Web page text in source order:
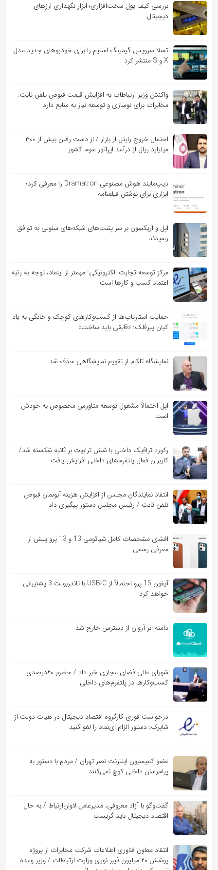
بررسی کیف‌ پول سخت‌افزاری؛ ابزار نگهداری ارزهای
دیجیتال
تسلا سرویس گیمینگ استیم را برای خودروهای جدید مدل
X و S منتشر کرد
واکنش وزیر ارتباطات به افزایش قیمت قبوض تلفن ثابت:
مخابرات برای نوسازی و توسعه نیاز به منابع دارد
احتمال خروج رایتل از بازار / از دست رفتن بیش از ۳۰۰
میلیارد ریال از درآمد اپراتور سوم کشور
دیپ‌مایند هوش مصنوعی Dramatron را معرفی کرد؛
ابزاری برای نوشتن فیلمنامه
اپل و اریکسون بر سر پتنت‌های شبکه‌های سلولی به توافق
رسیدند
مرکز توسعه تجارت الکترونیکی: مهمتر از اینماد، توجه به رتبه
اعتماد کسب و کارها است
حمایت استارتاپ‌ها از کسب‌وکارهای کوچک و خانگی به یاد
کیان پیرفلک: «قایقی باید ساخت»
نمایشگاه تلکام از تقویم نمایشگاهی حذف شد
اپل احتمالاً مشغول توسعه متاورس مخصوص به خودش
است
رکورد ترافیک داخلی با شش ترابیت بر ثانیه شکسته شد/
کاربران فعال پلتفرم‌های داخلی افزایش یافت
انتقاد نمایندگان مجلس از افزایش هزینه آبونمان قبوض
تلفن ثابت / رئیس مجلس دستور پیگیری داد
افشای مشخصات کامل شیائومی 13 و 13 پرو پیش از
معرفی رسمی
آیفون 15 پرو احتمالاً از USB-C با تاندربولت 3 پشتیبانی
خواهد کرد
دامنه ابر آروان از دسترس خارج شد
شورای عالی فضای مجازی خبر داد / حضور ۶۰درصدی
کسب‌و‌کارها در پلتفرم‌های داخلی
درخواست فوری کارگروه اقتصاد دیجیتال در هیات دولت از
شاپرک: دستور الزام ای‌نماد را لغو کنید
عضو کمیسیون اینترنت نصر تهران / مردم با دستور به
پیام‌رسان داخلی کوچ نمی‌کنند
گفت‌و‌گو با آزاد معروفی، مدیرعامل لاوان‌ارتباط / به حال
اقتصاد دیجیتال باید گریست
انتقاد معاون فناوری اطلاعات شرکت مخابرات از پروژه
پوشش ۲۰ میلیون فیبر نوری وزارت ارتباطات / وزیر وعده